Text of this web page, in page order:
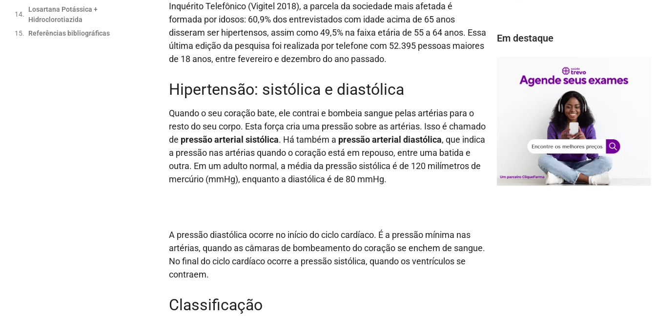
Losartana Potássica +
Hidroclorotiazida
Referências bibliográficas
Inquérito Telefônico (Vigitel 2018), a parcela da sociedade mais afetada é
formada por idosos: 60,9% dos entrevistados com idade acima de 65 anos
disseram ser hipertensos, assim como 49,5% na faixa etária de 55 a 64 anos. Essa
última edição da pesquisa foi realizada por telefone com 52.395 pessoas maiores
de 18 anos, entre fevereiro e dezembro do ano passado.
Hipertensão: sistólica e diastólica
Quando o seu coração bate, ele contrai e bombeia sangue pelas artérias para o
resto do seu corpo. Esta força cria uma pressão sobre as artérias. Isso é chamado
de pressão arterial sistólica. Há também a pressão arterial diastólica, que indica
a pressão nas artérias quando o coração está em repouso, entre uma batida e
outra. Em um adulto normal, a média da pressão sistólica é de 120 milímetros de
mercúrio (mmHg), enquanto a diastólica é de 80 mmHg.
A pressão diastólica ocorre no início do ciclo cardíaco. É a pressão mínima nas
artérias, quando as câmaras de bombeamento do coração se enchem de sangue.
No final do ciclo cardíaco ocorre a pressão sistólica, quando os ventrículos se
contraem.
Classificação
Em destaque